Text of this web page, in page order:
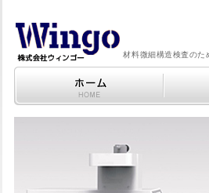
材料微細構造検査のた